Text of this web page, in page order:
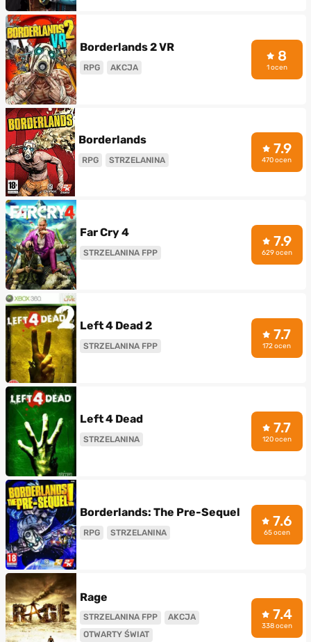
Borderlands 2 VR
RPG AKCJA
8
1 ocen
Borderlands
RPG STRZELANINA
7.9
470 ocen
Far Cry 4
STRZELANINA FPP
7.9
629 ocen
Left 4 Dead 2
STRZELANINA FPP
7.7
172 ocen
Left 4 Dead
STRZELANINA
7.7
120 ocen
Borderlands: The Pre-Sequel
RPG STRZELANINA
7.6
65 ocen
Rage
STRZELANINA FPP
AKCJA
OTWARTY ŚWIAT
7.4
338 ocen